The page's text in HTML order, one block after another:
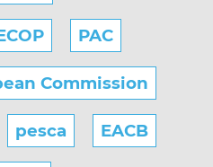
PAC
Commission
pesca EACB